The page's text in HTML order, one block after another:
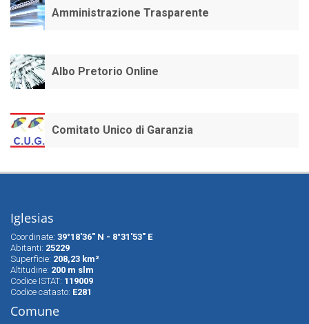
Amministrazione Trasparente
Albo Pretorio Online
Comitato Unico di Garanzia
Iglesias
Coordinate: 39°18'36" N - 8°31'53" E
Abitanti: 25229
Superfìcie: 208,23 km²
Altitudine: 200 m slm
Codice ISTAT: 119009
Codice catasto: E281
Comune